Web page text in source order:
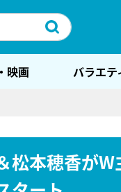
映画 バラエテ
松本穂香が